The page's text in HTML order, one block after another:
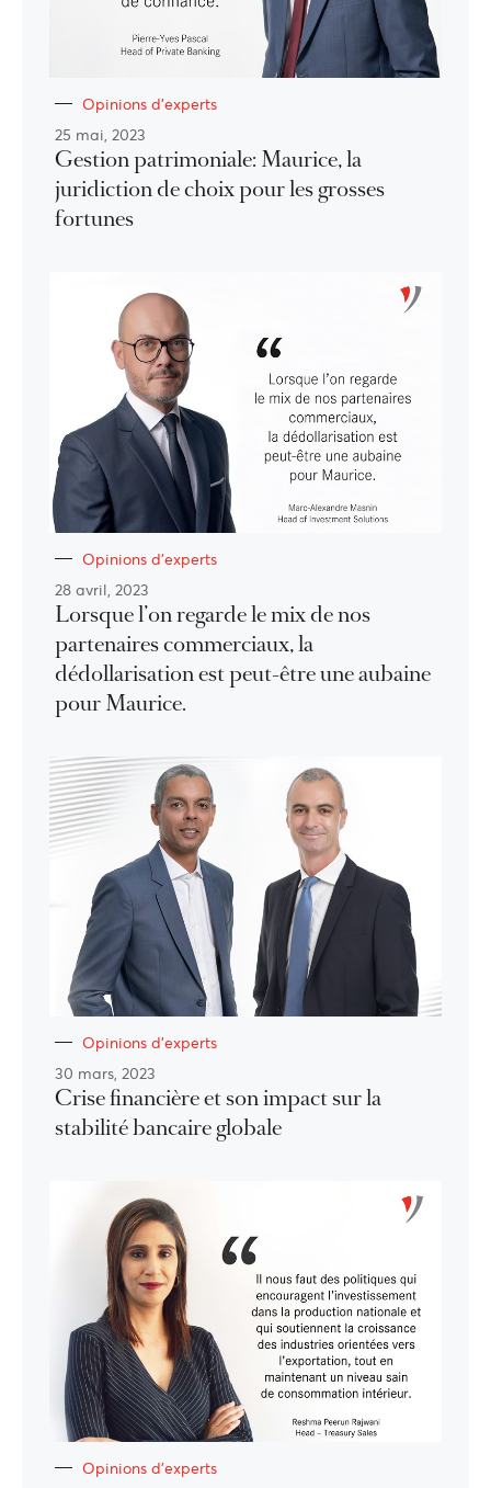
Opinions d'experts
25 mai, 2023
Gestion patrimoniale: Maurice, la
juridiction de choix pour les grosses
fortunes
Opinions d'experts
28 avril, 2023
Lorsque l’on regarde le mix de nos
partenaires commerciaux, la
dédollarisation est peut-être une aubaine
pour Maurice.
Opinions d'experts
30 mars, 2023
Crise financière et son impact sur la
stabilité bancaire globale
Opinions d'experts